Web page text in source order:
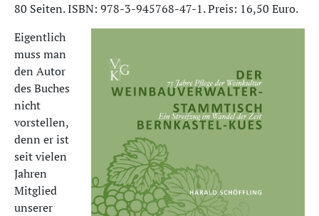
80 Seiten. ISBN: 978-3-945768-47-1. Preis: 16,50 Euro.
Eigentlich
muss man
den Autor
des Buches
nicht
vorstellen,
denn er ist
seit vielen
Jahren
Mitglied
unserer